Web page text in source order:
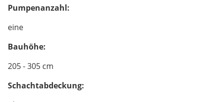
Pumpenanzahl:
eine
Bauhöhe:
205 - 305 cm
Schachtabdeckung: